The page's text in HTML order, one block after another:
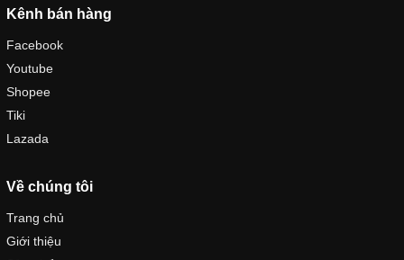
Kênh bán hàng
Facebook
Youtube
Shopee
Tiki
Lazada
Về chúng tôi
Trang chủ
Giới thiệu